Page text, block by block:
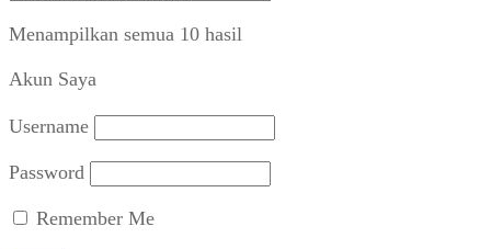
Menampilkan semua 10 hasil
Akun Saya
Username
Password
Remember Me